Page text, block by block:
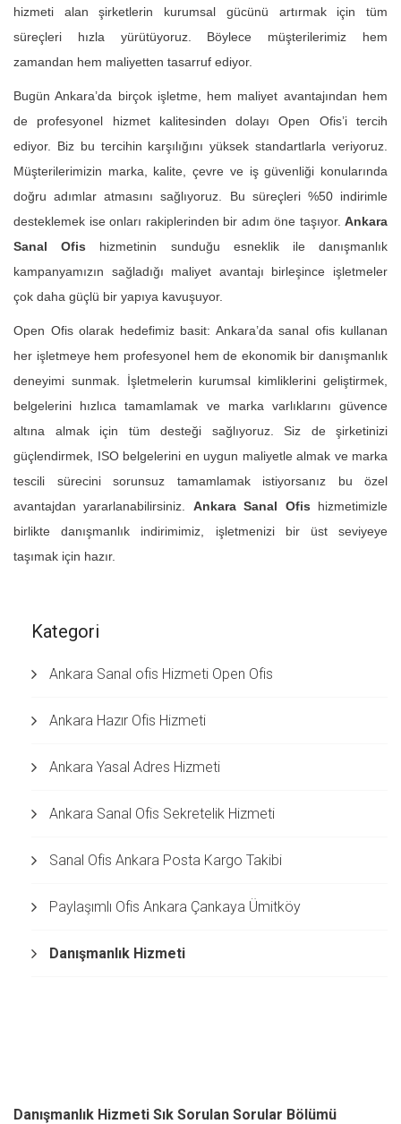
hizmeti alan şirketlerin kurumsal gücünü artırmak için tüm
süreçleri hızla yürütüyoruz. Böylece müşterilerimiz hem
zamandan hem maliyetten tasarruf ediyor.
Bugün Ankara’da birçok işletme, hem maliyet avantajından hem
de profesyonel hizmet kalitesinden dolayı Open Ofis’i tercih
ediyor. Biz bu tercihin karşılığını yüksek standartlarla veriyoruz.
Müşterilerimizin marka, kalite, çevre ve iş güvenliği konularında
doğru adımlar atmasını sağlıyoruz. Bu süreçleri %50 indirimle
desteklemek ise onları rakiplerinden bir adım öne taşıyor. Ankara
Sanal Ofis hizmetinin sunduğu esneklik ile danışmanlık
kampanyamızın sağladığı maliyet avantajı birleşince işletmeler
çok daha güçlü bir yapıya kavuşuyor.
Open Ofis olarak hedefimiz basit: Ankara’da sanal ofis kullanan
her işletmeye hem profesyonel hem de ekonomik bir danışmanlık
deneyimi sunmak. İşletmelerin kurumsal kimliklerini geliştirmek,
belgelerini hızlıca tamamlamak ve marka varlıklarını güvence
altına almak için tüm desteği sağlıyoruz. Siz de şirketinizi
güçlendirmek, ISO belgelerini en uygun maliyetle almak ve marka
tescili sürecini sorunsuz tamamlamak istiyorsanız bu özel
avantajdan yararlanabilirsiniz. Ankara Sanal Ofis hizmetimizle
birlikte danışmanlık indirimimiz, işletmenizi bir üst seviyeye
taşımak için hazır.
Kategori
Ankara Sanal ofis Hizmeti Open Ofis
Ankara Hazır Ofis Hizmeti
Ankara Yasal Adres Hizmeti
Ankara Sanal Ofis Sekretelik Hizmeti
Sanal Ofis Ankara Posta Kargo Takibi
Paylaşımlı Ofis Ankara Çankaya Ümitköy
Danışmanlık Hizmeti
Danışmanlık Hizmeti Sık Sorulan Sorular Bölümü